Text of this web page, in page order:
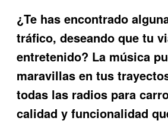
¿Te has encontrado
tráfico, deseando que tu
entretenido? La música
maravillas en tus
todas las radios para
calidad y funcionalidad